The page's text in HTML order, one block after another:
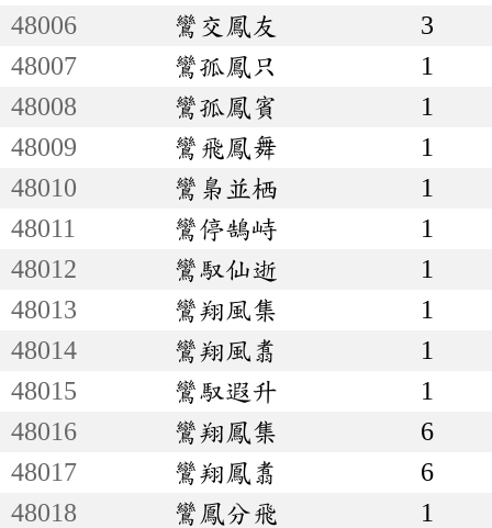
48006
鸞交鳳友
3
48007
鸞孤鳳只
1
48008
鸞孤鳳賓
1
48009
鸞飛鳳舞
1
48010
鸞梟並栖
1
48011
鸞停鵠峙
1
48012
鸞馭仙逝
1
48013
鸞翔風集
1
48014
鸞翔風翥
1
48015
鸞馭遐升
1
48016
鸞翔鳳集
6
48017
鸞翔鳳翥
6
48018
鸞鳳分飛
1